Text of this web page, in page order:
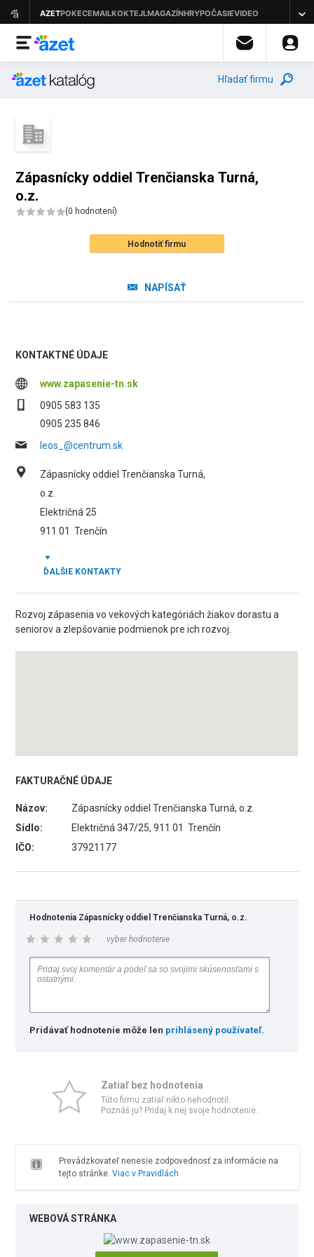
Hľadať firmu
Zápasnícky oddiel Trenčianska Turná,
o.z.
(0 hodnotení)
Hodnotiť firmu
NAPÍSAŤ
KONTAKTNÉ ÚDAJE
www.zapasenie-tn.sk
0905 583 135
0905 235 846
leos_@centrum.sk
Zápasnícky oddiel Trenčianska Turná,
o.z.
Električná 25
911 01 Trenčín
ĎALŠIE KONTAKTY
Rozvoj zápasenia vo vekových kategóriách žiakov dorastu a
seniorov a zlepšovanie podmienok pre ich rozvoj.
FAKTURAČNÉ ÚDAJE
Názov:
Zápasnícky oddiel Trenčianska Turná, o.z.
Sídlo:
Električná 347/25, 911 01 Trenčín
IČO:
37921177
Hodnotenia Zápasnícky oddiel Trenčianska Turná, o.z.
vyber hodnotenie
Pridávať hodnotenie môže len prihlásený používateľ.
Zatiaľ bez hodnotenia
Túto firmu zatiaľ nikto nehodnotil.
Poznáš ju? Pridaj k nej svoje hodnotenie.
Prevádzkovateľ nenesie zodpovednosť za informácie na
tejto stránke. Viac v Pravidlách
WEBOVÁ STRÁNKA